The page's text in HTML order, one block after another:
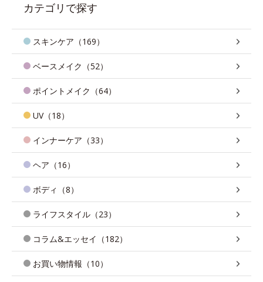
カテゴリで探す
スキンケア（169）
ベースメイク（52）
ポイントメイク（64）
UV（18）
インナーケア（33）
ヘア（16）
ボディ（8）
ライフスタイル（23）
コラム&エッセイ（182）
お買い物情報（10）